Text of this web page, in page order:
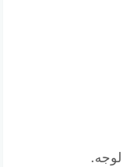
لوجه.